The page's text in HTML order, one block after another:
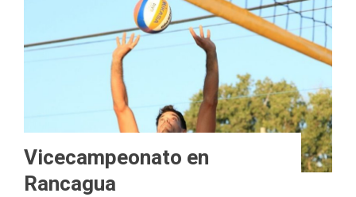
Vicecampeonato en
Rancagua